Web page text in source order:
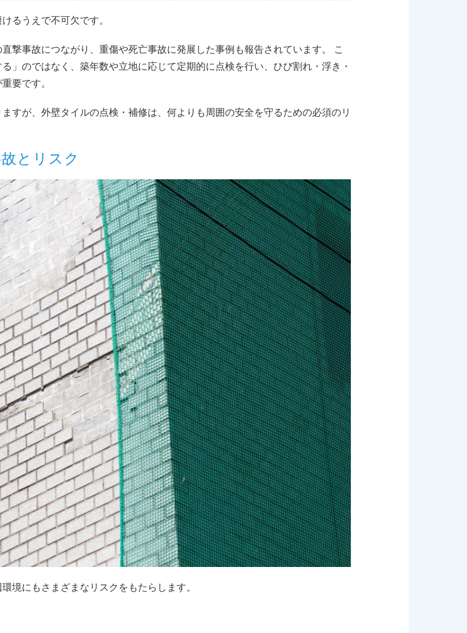
るうえで不可欠です。
撃事故につながり、重傷や死亡事故に発展した事例も報告されています。 こ
」のではなく、築年数や立地に応じて定期的に点検を行い、ひび割れ・浮き・
要です。
すが、外壁タイルの点検・補修は、何よりも周囲の安全を守るための必須のリ
とリスク
境にもさまざまなリスクをもたらします。